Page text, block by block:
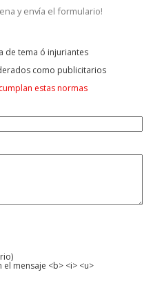
y envía el formulario!
de tema ó injuriantes
como publicitarios
estas normas
mensaje <b> <i> <u>